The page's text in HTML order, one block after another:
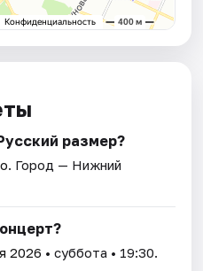
размер?
. Город — Нижний
2026 • суббота • 19:30.